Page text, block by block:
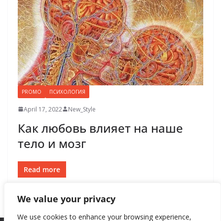
We value your privacy
We use cookies to enhance your browsing experience,
PROMO ПСИХОЛОГИЯ
April 17, 2022 New_Style
Как любовь влияет на наше
тело и мозг
Read more